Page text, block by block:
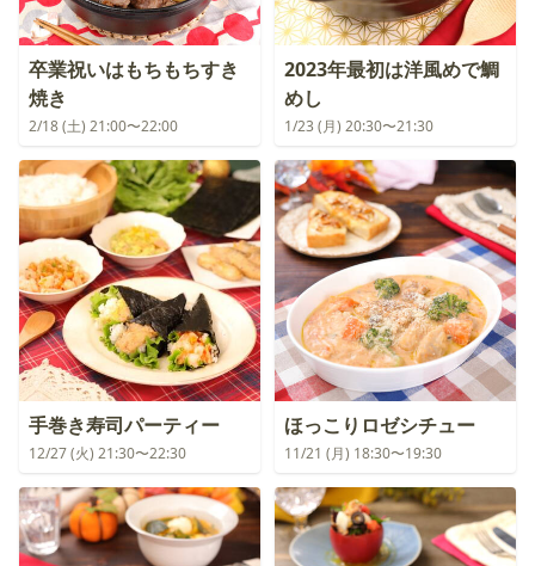
卒業祝いはもちもちすき
焼き
2/18 (土) 21:00〜22:00
2023年最初は洋風めで鯛
めし
1/23 (月) 20:30〜21:30
手巻き寿司パーティー
12/27 (火) 21:30〜22:30
ほっこりロゼシチュー
11/21 (月) 18:30〜19:30